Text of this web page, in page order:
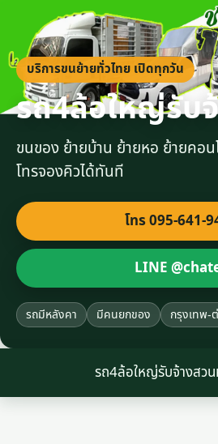
บริการขนย้ายทั่วไทย เปิดทุกวัน
รถ4ล้อใหญ่รับ
ขนของ ย้ายบ้าน ย้ายหอ ย้ายคอ
โทรจองคิวได้ทันที
โทร 095-641-
LINE
รถมีหลังคา มีคนยกของ กรุงเทพ-
รถ4ล้อใหญ่รับจ้างสว